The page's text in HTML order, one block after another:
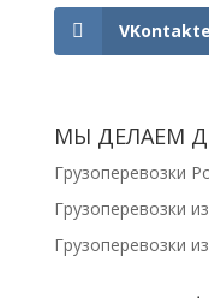
VKontakte
МЫ ДЕЛАЕМ
Грузоперевозки
Грузоперевозки
Грузоперевозки